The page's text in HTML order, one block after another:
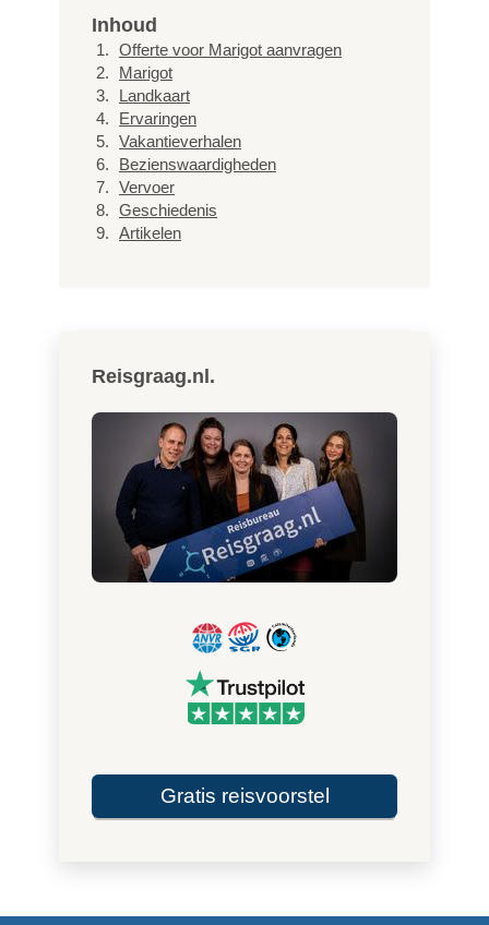
Inhoud
Offerte voor Marigot aanvragen
Marigot
Landkaart
Ervaringen
Vakantieverhalen
Bezienswaardigheden
Vervoer
Geschiedenis
Artikelen
Reisgraag.nl.
Gratis reisvoorstel